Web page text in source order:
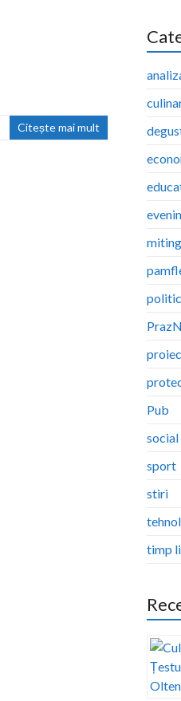
Citește mai mult
miting
Pub
social
sport
stiri
timp